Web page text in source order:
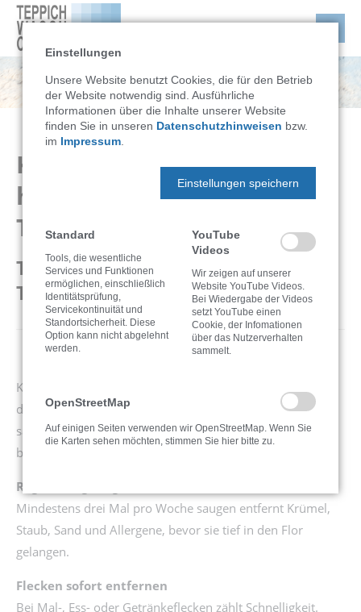
Kinderzimmerteppiche
hygienisch sauber halten:
Tipps für Eltern
Teppichreinigung ist nicht gleich
Teppichreinigung
Kinder spielen, toben und sitzen viel auf dem Boden –
deshalb sollte der Teppich im Kinderzimmer besonders
sauber und hygienisch sein. Mit diesen einfachen Tipps
bleibt er frisch, gepflegt und gesund.
Regelmäßig saugen
Mindestens drei Mal pro Woche saugen entfernt Krümel,
Staub, Sand und Allergene, bevor sie tief in den Flor
gelangen.
Flecken sofort entfernen
Bei Mal-, Ess- oder Getränkeflecken zählt Schnelligkeit.
Einstellungen
Unsere Website benutzt Cookies, die für den Betrieb
der Website notwendig sind. Ausführliche
Informationen über die Inhalte unserer Website
finden Sie in unseren Datenschutzhinweisen bzw.
im Impressum
Einstellungen speichern
Standard
Tools, die wesentliche
Services und Funktionen
ermöglichen, einschließlich
Identitätsprüfung,
Servicekontinuität und
Standortsicherheit. Diese
Option kann nicht abgelehnt
werden.
YouTube
Videos
Wir zeigen auf unserer
Website YouTube Videos.
Bei Wiedergabe der Videos
setzt YouTube einen
Cookie, der Infomationen
über das Nutzerverhalten
sammelt.
OpenStreetMap
Auf einigen Seiten verwenden wir OpenStreetMap. Wenn Sie
die Karten sehen möchten, stimmen Sie hier bitte zu.